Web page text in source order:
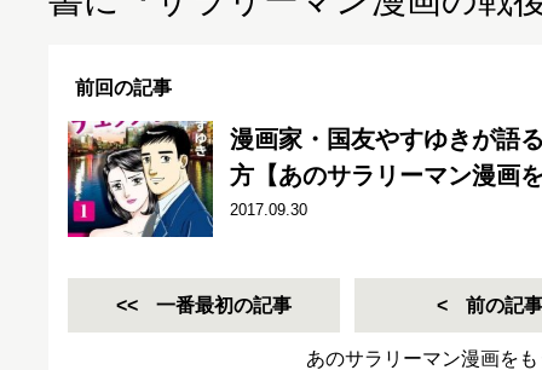
前回の記事
漫画家・国友やすゆきが語
方【あのサラリーマン漫画
2017.09.30
一番最初の記事 前の記事
あのサラリーマン漫画を